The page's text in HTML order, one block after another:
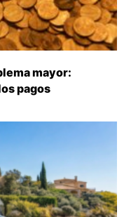
mayor:
pagos